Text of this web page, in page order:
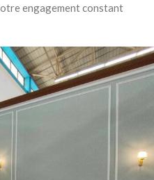
engagement constant